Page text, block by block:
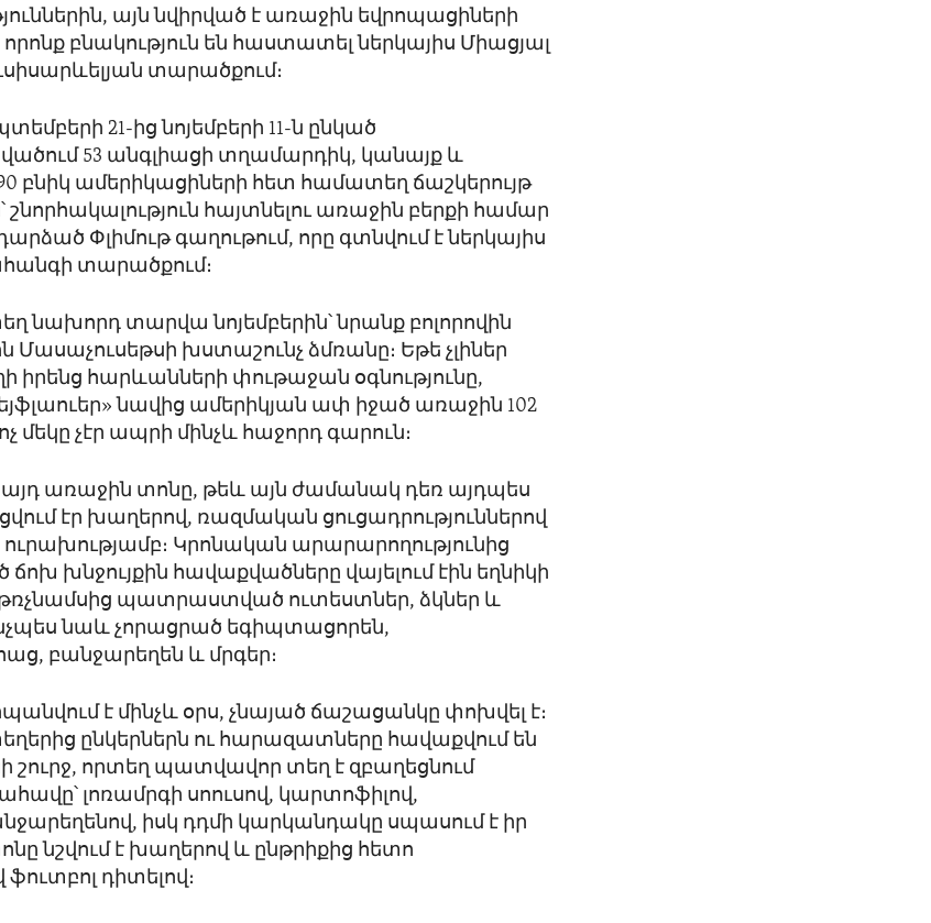
այն նվիրված է առաջին եվրոպացիների
բնակություն են հաստատել ներկայիս Միացյալ
տարածքում։
21-ից նոյեմբերի 11-ն ընկած
53 անգլիացի տղամարդիկ, կանայք և
բնիկ ամերիկացիների հետ համատեղ ճաշկերույթ
հայտնելու առաջին բերքի համար
Փլիմութ գաղութում, որը գտնվում է ներկայիս
տարածքում։
նախորդ տարվա նոյեմբերին՝ նրանք բոլորովին
խստաշունչ ձմռանը։ Եթե չլիներ
հարևանների փութաջան օգնությունը,
նավից ամերիկյան ափ իջած առաջին 102
մեկը չէր ապրի մինչև հաջորդ գարուն։
առաջին տոնը, թեև այն ժամանակ դեռ այդպես
էր խաղերով, ռազմական ցուցադրություններով
Կրոնական արարարողությունից
խնջույքին հավաքվածները վայելում էին եղնիկի
թռչնամսից պատրաստված ուտեստներ, ձկներ և
նաև չորացրած եգիպտացորեն,
բանջարեղեն և մրգեր։
է մինչև օրս, չնայած ճաշացանկը փոխվել է։
ընկերներն ու հարազատները հավաքվում են
որտեղ պատվավոր տեղ է զբաղեցնում
լոռամրգի սոուսով, կարտոֆիլով,
իսկ դդմի կարկանդակը սպասում է իր
նշվում է խաղերով և ընթրիքից հետո
ֆուտբոլ դիտելով։